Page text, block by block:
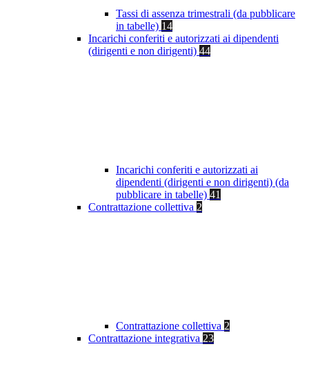
Tassi di assenza trimestrali (da pubblicare
in tabelle) 14
Incarichi conferiti e autorizzati ai dipendenti
(dirigenti e non dirigenti) 44
Incarichi conferiti e autorizzati ai
dipendenti (dirigenti e non dirigenti) (da
pubblicare in tabelle) 41
Contrattazione collettiva 2
Contrattazione collettiva 2
Contrattazione integrativa 23